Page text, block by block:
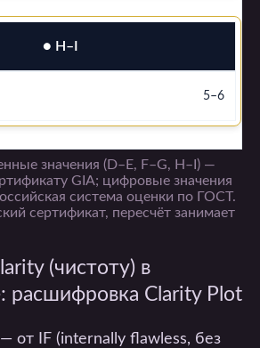
● H–I
5–6
значения (D–E, F–G, H–I) —
GIA; цифровые значения
система оценки по ГОСТ.
сертификат, пересчёт занимает
(чистоту) в
расшифровка Clarity Plot
от IF (internally flawless, без